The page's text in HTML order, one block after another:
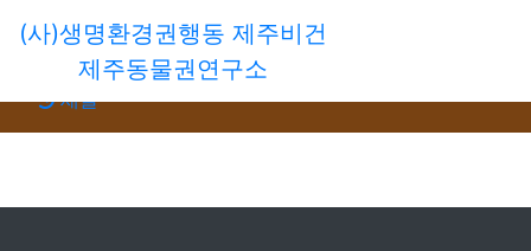
회원가입
로그인
새글
(사)생명환경권행동 제주비건
제주동물권연구소